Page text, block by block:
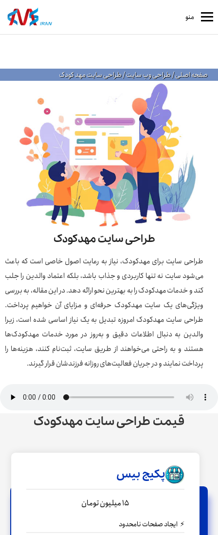
منو
صفحه اصلی/طراحی وب سایت/طراحی سایت مهد کودک
طراحی سایت مهدکودک
طراحی سایت برای مهدکودک، نیاز به رعایت اصول خاصی است که باعث
می‌شود سایت نه تنها کاربردی و جذاب باشد، بلکه اعتماد والدین را جلب
کند و خدمات مهدکودک را به بهترین نحو ارائه دهد. در این مقاله، به بررسی
ویژگی‌های یک سایت مهدکودک حرفه‌ای و مزایای آن خواهیم پرداخت.
طراحی سایت مهدکودک امروزه تبدیل به یک نیاز اساسی شده است، زیرا
والدین به دنبال اطلاعات دقیق و به‌روز در مورد خدمات مهدکودک‌ها
هستند و به راحتی می‌خواهند از طریق سایت، ثبت‌نام کنند، هزینه‌ها را
پرداخت نمایند و در جریان فعالیت‌های روزانه فرزندشان قرار گیرند.
قیمت طراحی سایت مهدکودک
پکیج بیس
15 میلیون تومان
ایجاد صفحات نامحدود